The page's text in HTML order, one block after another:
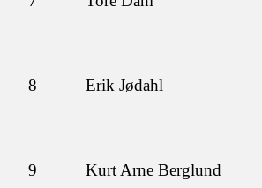
8 Erik Jødahl
9 Kurt Arne Berglund